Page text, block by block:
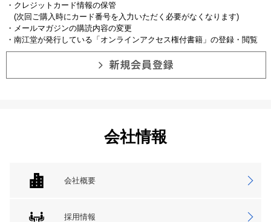
・クレジットカード情報の保管
(次回ご購入時にカード番号を入力いただく必要がなくなります)
・メールマガジンの購読内容の変更
・南江堂が発行している「オンラインアクセス権付書籍」の登録・閲覧
会社情報
会社概要
採用情報